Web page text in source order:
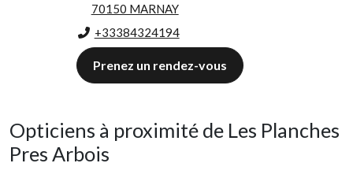
70150 MARNAY
+33384324194
Prenez un rendez-vous
Opticiens à proximité de Les Planches
Pres Arbois